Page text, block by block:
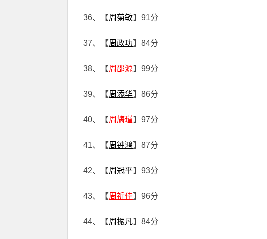
36、【周菊敏】91分
37、【周政功】84分
38、【周邵源】99分
39、【周添华】86分
40、【周旖瑾】97分
41、【周钟鸿】87分
42、【周冠平】93分
43、【周祈佳】96分
44、【周振凡】84分